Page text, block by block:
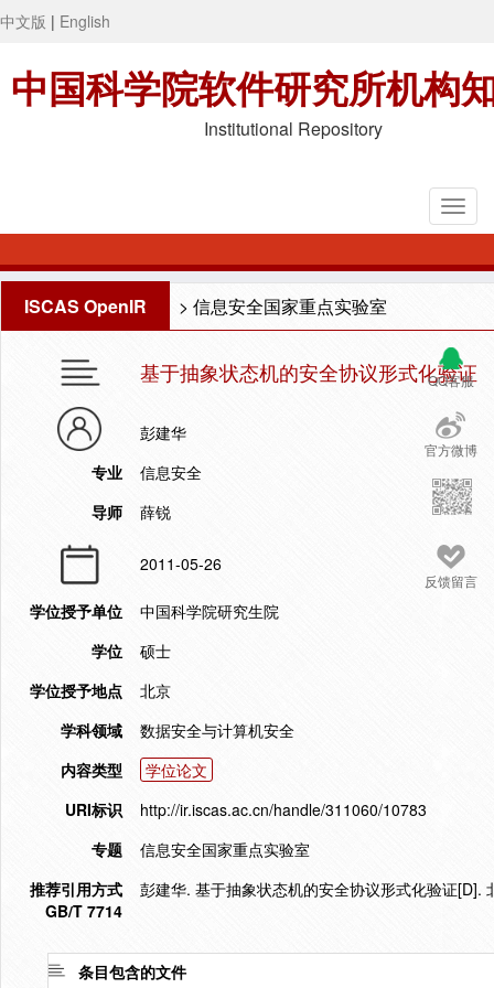
中文版 | English
中国科学院软件研究所机构
Institutional Repository
ISCAS OpenIR > 信息安全国家重点实验室
QQ客服
官方微博
反馈留言
基于抽象状态机的安全协议形式化验证
彭建华
专业
信息安全
导师
薛锐
2011-05-26
学位授予单位
中国科学院研究生院
学位
硕士
学位授予地点
北京
学科领域
数据安全与计算机安全
内容类型
学位论文
URI标识
http://ir.iscas.ac.cn/handle/311060/10783
专题
信息安全国家重点实验室
推荐引用方式
GB/T 7714
彭建华. 基于抽象状态机的安全协议形式化验证[D].
条目包含的文件